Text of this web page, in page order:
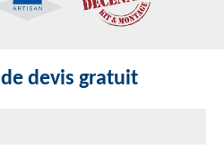
devis gratuit